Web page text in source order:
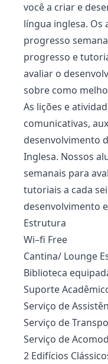
você a criar e
língua inglesa. Os
progresso
progresso e
avaliar o
sobre como
As lições e
comunicativas,
desenvolvimento
Inglesa. Nossos
semanais para
tutoriais a cada
desenvolvimento
Estrutura
Wi–fi Free
Cantina/ Lounge
Biblioteca
Suporte
Serviço de
Serviço de
Serviço de
2 Edifícios